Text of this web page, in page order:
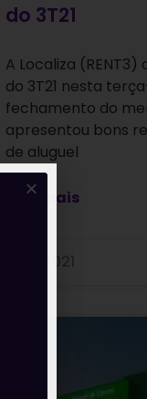
do 3T21
A Localiza
do 3T21 nesta
fechamento do
apresentou bons
de aluguel
Leia mais